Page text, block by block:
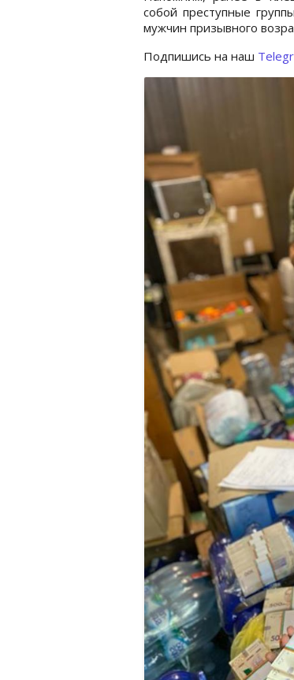
собой преступные
мужчин призывного
Подпишись на наш